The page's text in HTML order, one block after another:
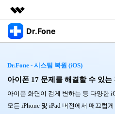
주요 제품
유틸리티
개요
회사 소개
뉴스룸
Dr.Fone
특징
Dr.Fone Basic
프로그램
탐색 및 발견
Dr.Fone - 시스팀 복원 (iOS)
아이폰 17 문제를 해결할 수 있는
아이폰 화면이 검게 변하는 등 다양한
모든 iPhone 및 iPad 버전에서 매끄럽